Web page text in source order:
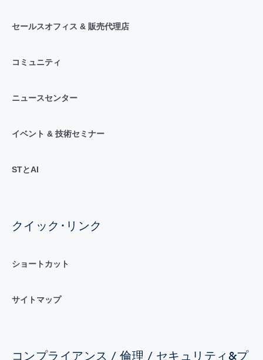
セールスオフィス & 販売代理店
コミュニティ
ニュースセンター
イベント & 技術セミナー
STとAI
クイック･リンク
ショートカット
サイトマップ
コンプライアンス / 倫理 / セキュリティ&プ